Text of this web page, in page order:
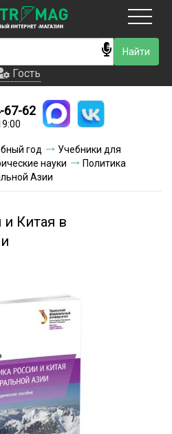
Гость
доставки
оплаты
и скидки
Гость
67-62
год
Учебники для
науки
Политика
Азии
Китая в